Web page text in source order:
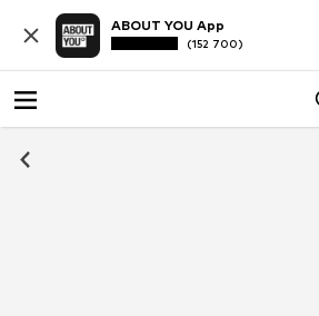
ABOUT YOU App
(152 700)